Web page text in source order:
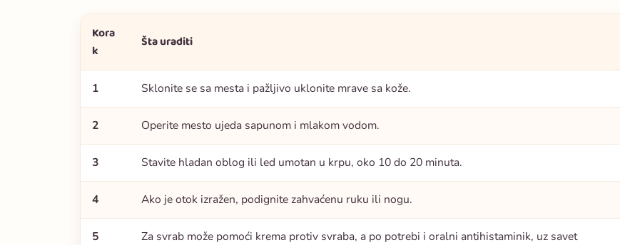
Kora
k
Šta uraditi
1 Sklonite se sa mesta i pažljivo uklonite mrave sa kože.
2 Operite mesto ujeda sapunom i mlakom vodom.
3 Stavite hladan oblog ili led umotan u krpu, oko 10 do 20 minuta.
4 Ako je otok izražen, podignite zahvaćenu ruku ili nogu.
5
Za svrab može pomoći krema protiv svraba, a po potrebi i oralni antihistaminik, uz savet